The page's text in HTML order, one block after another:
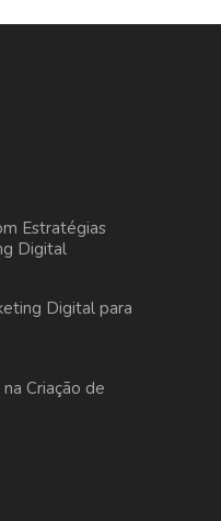
Estratégias
Digital
Digital para
Criação de